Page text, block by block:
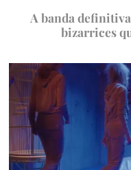
A banda
bizarrices